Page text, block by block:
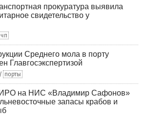
прокуратура выявила
свидетельство у
Среднего мола в порту
Главгосэкспертизой
/ порты
на НИС «Владимир Сафонов»
запасы крабов и